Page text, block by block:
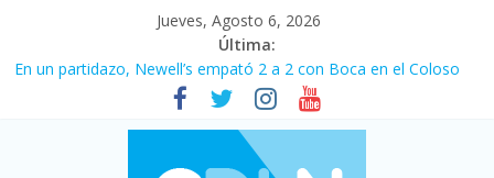
Jueves, Agosto 6, 2026
Última:
En un partidazo, Newell’s empató 2 a 2 con Boca en el Coloso
Vacaciones de invierno con más movimiento y consumo
turístico: 4,6 millones de personas viajaron por el país, un 5,9%